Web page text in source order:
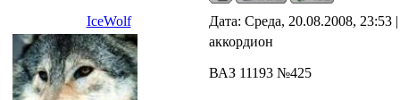
IceWolf Дата: Среда, 20.08.2008,
аккордион
ВАЗ 11193 №425